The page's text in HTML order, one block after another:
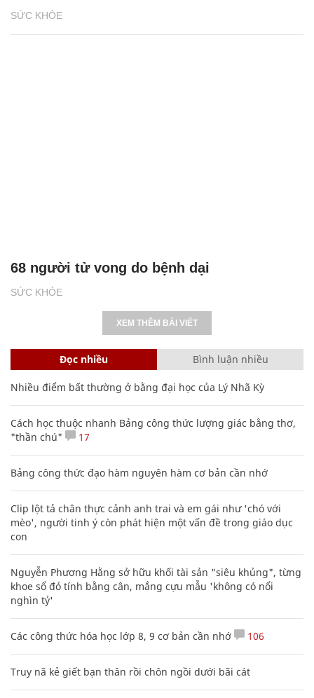
SỨC KHỎE
SỨC KHỎE
68 người tử vong do bệnh dại
XEM THÊM BÀI VIẾT
Đọc nhiều Bình luận nhiều
Nhiều điểm bất thường ở bằng đại học của Lý Nhã Kỳ
Cách học thuộc nhanh Bảng công thức lượng giác bằng thơ,
"thần chú"
17
Bảng công thức đạo hàm nguyên hàm cơ bản cần nhớ
Clip lột tả chân thực cảnh anh trai và em gái như 'chó với
mèo', người tinh ý còn phát hiện một vấn đề trong giáo dục
con
Nguyễn Phương Hằng sở hữu khối tài sản "siêu khủng", từng
khoe sổ đỏ tính bằng cân, mắng cựu mẫu 'không có nổi
nghìn tỷ'
Các công thức hóa học lớp 8, 9 cơ bản cần nhớ 106
Truy nã kẻ giết bạn thân rồi chôn ngồi dưới bãi cát